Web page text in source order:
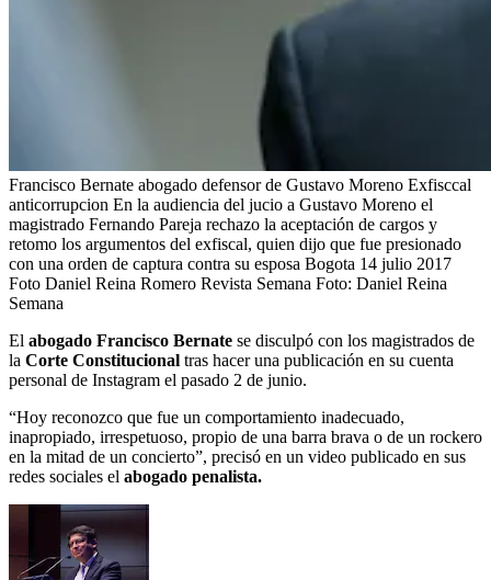
Francisco Bernate abogado defensor de Gustavo Moreno Exfisccal
anticorrupcion En la audiencia del jucio a Gustavo Moreno el
magistrado Fernando Pareja rechazo la aceptación de cargos y
retomo los argumentos del exfiscal, quien dijo que fue presionado
con una orden de captura contra su esposa Bogota 14 julio 2017
Foto Daniel Reina Romero Revista Semana Foto: Daniel Reina
Semana
El abogado Francisco Bernate se disculpó con los magistrados de
la Corte Constitucional tras hacer una publicación en su cuenta
personal de Instagram el pasado 2 de junio.
“Hoy reconozco que fue un comportamiento inadecuado,
inapropiado, irrespetuoso, propio de una barra brava o de un rockero
en la mitad de un concierto”, precisó en un video publicado en sus
redes sociales el abogado penalista.